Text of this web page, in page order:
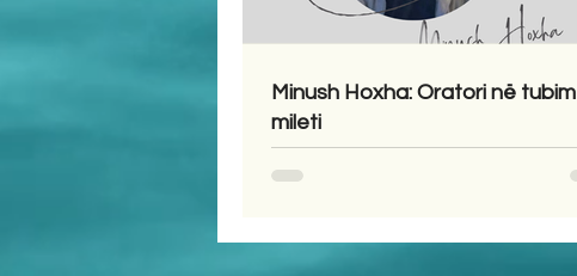
Minush Hoxha: Oratori në tubim
mileti